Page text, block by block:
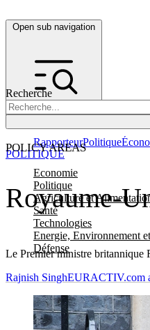
Open sub navigation
Recherche
POLICY AREAS
Economie
Politique
Agriculture et
Santé
Technologies
Energie, Environnement
Défense
RapporteurPolitique
Royaume-
Le Premier ministre britannique
POLITIQUE
Rajnish SinghEURACTIV.com